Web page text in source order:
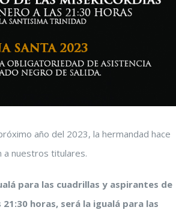
año del 2023, la hermandad hace
a nuestros titulares.
para las cuadrillas y aspirantes de
horas, será la igualá para las